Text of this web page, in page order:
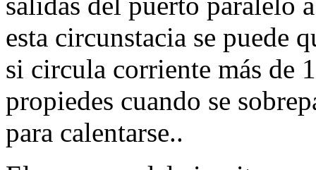
esta circunstacia se puede
si circula corriente más de
propiedes cuando se
para calentarse..